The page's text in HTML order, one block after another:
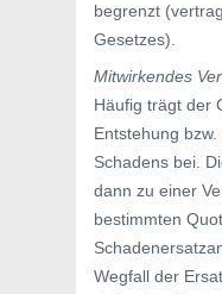
begrenzt
Gesetzes).
Mitwirkendes
Häufig trägt der
Entstehung
Schadens bei.
dann zu einer
bestimmten
Wegfall der